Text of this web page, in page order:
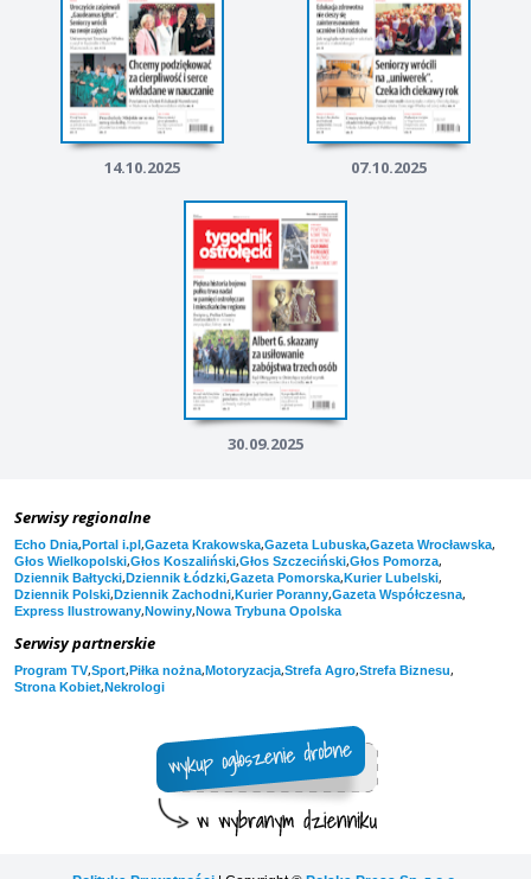
14.10.2025 07.10.2025
30.09.2025
Serwisy regionalne
Echo Dnia,Portal i.pl,Gazeta Krakowska,Gazeta Lubuska,Gazeta Wrocławska,
Głos Wielkopolski,Głos Koszaliński,Głos Szczeciński,Głos Pomorza,
Dziennik Bałtycki,Dziennik Łódzki,Gazeta Pomorska,Kurier Lubelski,
Dziennik Polski,Dziennik Zachodni,Kurier Poranny,Gazeta Współczesna,
Express Ilustrowany,Nowiny,Nowa Trybuna Opolska
Serwisy partnerskie
Program TV,Sport,Piłka nożna,Motoryzacja,Strefa Agro,Strefa Biznesu,
Strona Kobiet,Nekrologi